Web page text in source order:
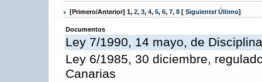
[Primero/Anterior] 1, 2, 3, 4, 5, 6, 7, 8 [ Siguiente/ Último]
Documentos
Ley 7/1990, 14 mayo, de
Ley 6/1985, 30 diciembre,
Canarias